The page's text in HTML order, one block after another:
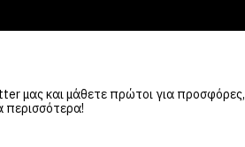
μας και μάθετε πρώτοι για προσφόρες,
περισσότερα!